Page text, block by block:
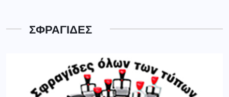
ΣΦΡΑΓΙΔΕΣ